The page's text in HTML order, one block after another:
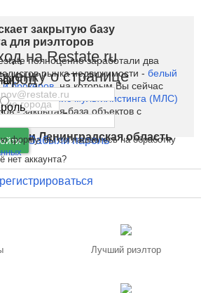
область
иЛенинградская область
на Restate.ru
Забыли пароль
нет аккаунта?
закрытую базу
для риэлторов
полноценно заработали два
рынка недвижимости - белый
и брокеров, на которым Вы сейчас
сервис мультилистинга (МЛС)
- закрытая база объектов с
Лучший риэлтор
о странице
форму, вы соглашаетесь на обработку